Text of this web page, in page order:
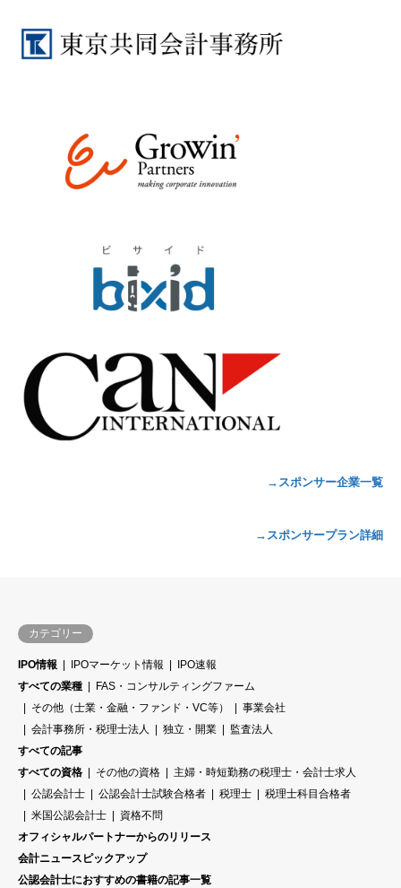
→スポンサー企業一覧
→スポンサープラン詳細
カテゴリー
IPO情報 IPOマーケット情報
IPO速報
すべての業種
FAS・コンサルティングファーム
その他（士業・金融・ファンド・VC等）
事業会社
会計事務所・税理士法人
独立・開業
監査法人
すべての記事
すべての資格
その他の資格
主婦・時短勤務の税理士・会計士求人
公認会計士
公認会計士試験合格者 税理士
税理士科目合格者
米国公認会計士
資格不問
オフィシャルパートナーからのリリース
会計ニュースピックアップ
公認会計士におすすめの書籍の記事一覧